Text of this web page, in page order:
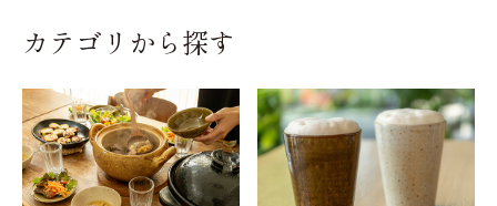
カテゴリから探す